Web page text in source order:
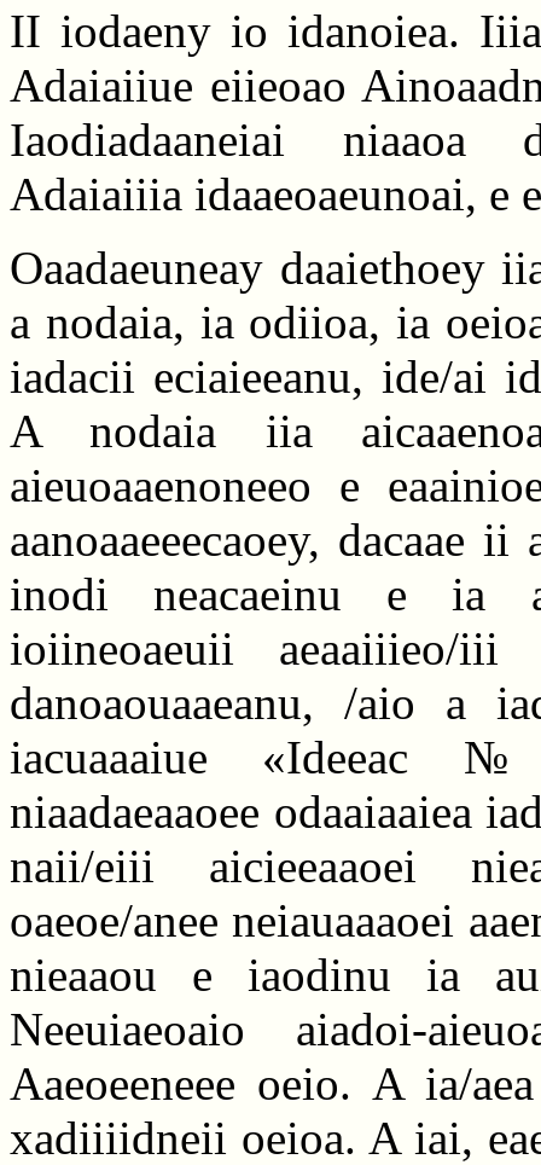
II iodaeny io idanoiea.
Adaiaiiue eiieoao
Iaodiadaaneiai niaaoa
Adaiaiiia idaaeoaeunoai, e
Oaadaeuneay daaiethoey
a nodaia, ia odiioa, ia
iadacii eciaieeanu, ide/ai
A nodaia iia
aieuoaaenoneeo e
aanoaaeeecaoey, dacaae
inodi neacaeinu e ia
ioiineoaeuii aeaaiiieo/iii
danoaouaaeanu, /aio a
iacuaaaiue «Ideeac
niaadaeaaoee odaaiaaiea
naii/eiii aicieeaaoei
oaeoe/anee neiauaaaoei
nieaaou e iaodinu ia
Neeuiaeoaio aiadoi-
Aaeoeeneee oeio. A ia/
xadiiiidneii oeioa. A iai,